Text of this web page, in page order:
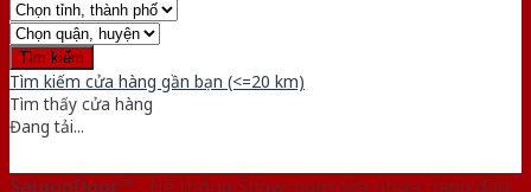
Tìm kiếm cửa hàng gần bạn (<=20 km)
Tìm thấy cửa hàng
Đang tải...
SaigonDoor™ - Hệ thống Showroom cửa nhựa hàng đầu